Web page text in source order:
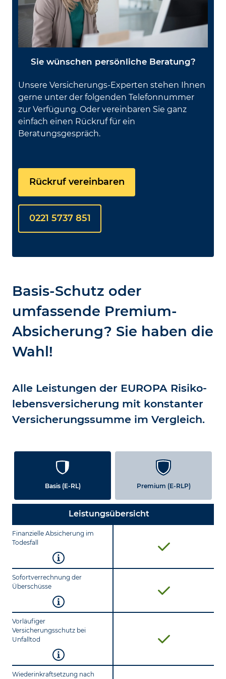
Sie wünschen persönliche Beratung?
Unsere Versicherungs-Experten stehen Ihnen
gerne unter der folgenden Tele­fon­num­mer
zur Verfügung. Oder ver­ein­ba­ren Sie ganz
einfach einen Rückruf für ein
Beratungsgespräch.
Rückruf vereinbaren
0221 5737 851
Basis-Schutz oder
umfassende Premium-
Absicherung? Sie haben die
Wahl!
Alle Leistungen der EUROPA Risiko­
lebens­versicherung mit konstanter
Versicherungs­summe im Vergleich.
Basis (E-RL) Premium (E-RLP)
Leistungsübersicht
Finanzielle Absicherung im
Todesfall
Sofortverrechnung der
Überschüsse
Vorläufiger
Versicherungsschutz bei
Unfalltod
Wiederinkraftsetzung nach